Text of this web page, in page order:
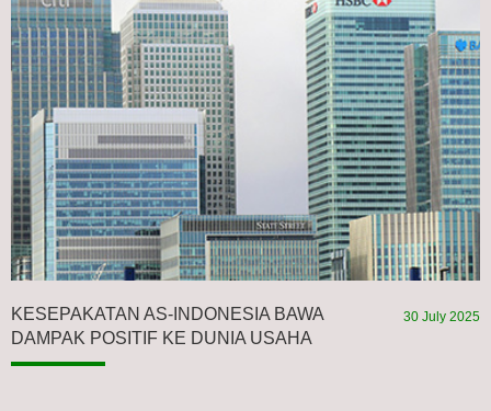
30 July 2025
KESEPAKATAN AS-INDONESIA BAWA
DAMPAK POSITIF KE DUNIA USAHA